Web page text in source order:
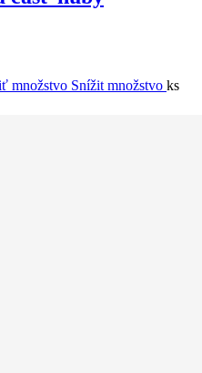
množstvo Snížit množstvo ks